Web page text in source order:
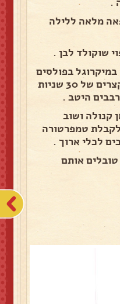
מלאה ללילה
בפולסים
קצרים של בפולסים קצרים של 30 שניות
היטב .
גרם שמן קנולה ושוב
טמפרטורה
אותם